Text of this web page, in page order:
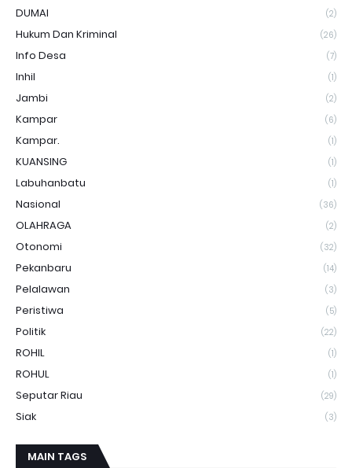
DUMAI (2)
Hukum Dan Kriminal (26)
Info Desa (7)
Inhil (1)
Jambi (2)
Kampar (6)
Kampar. (1)
KUANSING (1)
Labuhanbatu (1)
Nasional (36)
OLAHRAGA (2)
Otonomi (32)
Pekanbaru (14)
Pelalawan (3)
Peristiwa (5)
Politik (22)
ROHIL (1)
ROHUL (1)
Seputar Riau (29)
Siak (3)
MAIN TAGS